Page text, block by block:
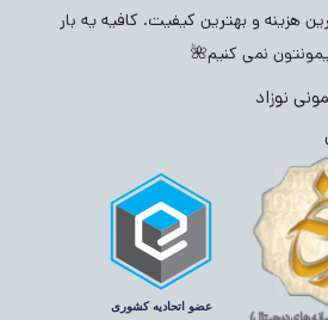
هزینه و بهترین کیفیت. کافیه یه بار
نمی کنیم🌺
نوزاد